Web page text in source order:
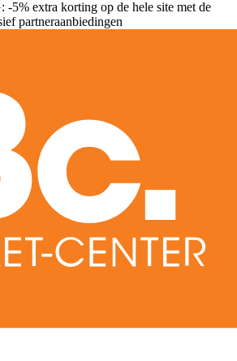
extra korting op de hele site met de
partneraanbiedingen